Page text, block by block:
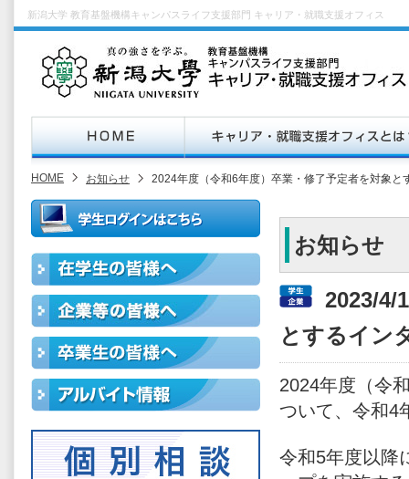
新潟大学 教育基盤機構キャンパスライフ支援部門 キャリア・就職支援オフィス
HOME お知らせ 2024年度（令和6年度）卒業・修了予定者を対象と
お知らせ
2023/4/
とするイン
2024年度（令
ついて、令和4
令和5年度以降